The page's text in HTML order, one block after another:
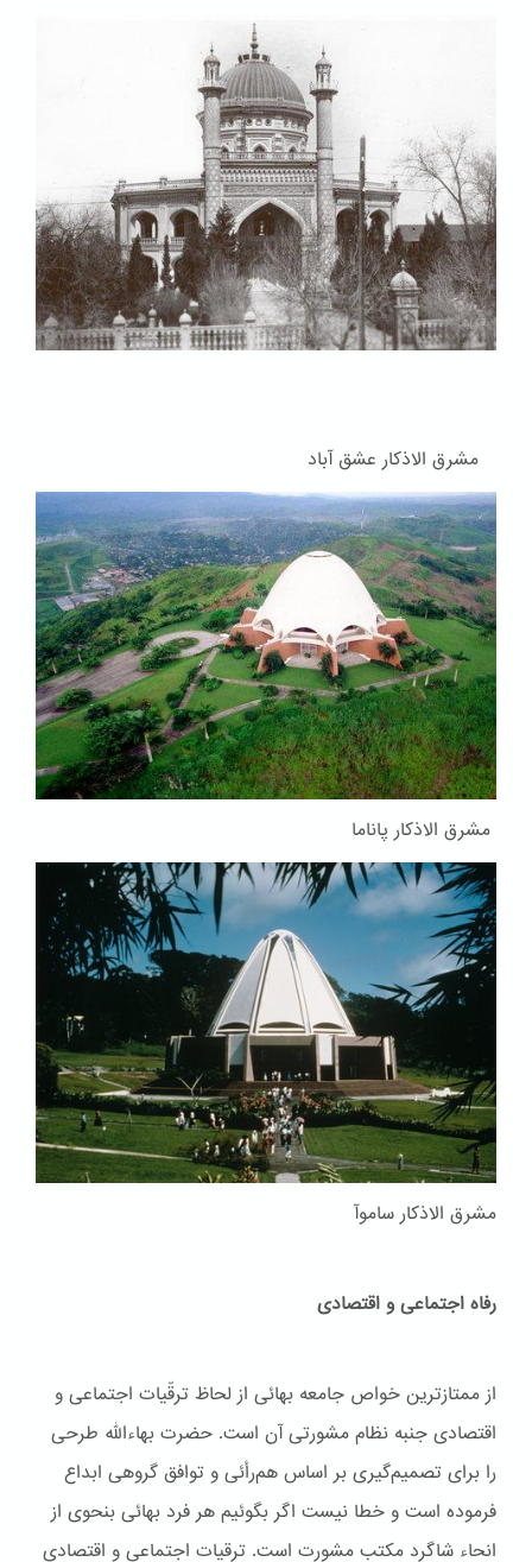
مشرق الاذکار عشق آباد
مشرق الاذکار پاناما
مشرق الاذکار ساموآ
رفاه اجتماعی و اقتصادی
از ممتازترین خواص جامعه بهائی از لحاظ ترقّیات اجتماعی و
اقتصادی جنبه نظام مشورتی آن است. حضرت بهاءاللّه طرحی
را برای تصمیم‌گیری بر اساس هم‌رأئی و توافق گروهی ابداع
فرموده است و خطا نیست اگر بگوئیم هر فرد بهائی بنحوی از
انحاء شاگرد مکتب مشورت است. ترقیات اجتماعی و اقتصادی